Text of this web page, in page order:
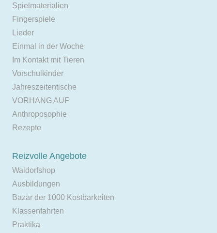
Spielmaterialien
Fingerspiele
Lieder
Einmal in der Woche
Im Kontakt mit Tieren
Vorschulkinder
Jahreszeitentische
VORHANG AUF
Anthroposophie
Rezepte
Reizvolle Angebote
Waldorfshop
Ausbildungen
Bazar der 1000 Kostbarkeiten
Klassenfahrten
Praktika